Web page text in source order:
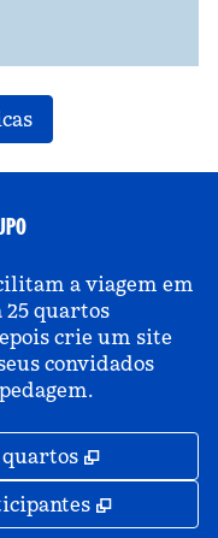
a viagem em
25 quartos
crie um site
convidados
quartos ,
,